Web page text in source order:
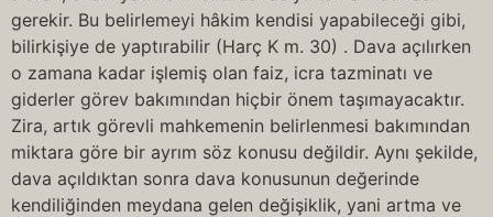
gerekir. Bu belirlemeyi hâkim kendisi yapabileceği gibi,
bilirkişiye de yaptırabilir (Harç K m. 30) . Dava açılırken
o zamana kadar işlemiş olan faiz, icra tazminatı ve
giderler görev bakımından hiçbir önem taşımayacaktır.
Zira, artık görevli mahkemenin belirlenmesi bakımından
miktara göre bir ayrım söz konusu değildir. Aynı şekilde,
dava açıldıktan sonra dava konusunun değerinde
kendiliğinden meydana gelen değişiklik, yani artma ve